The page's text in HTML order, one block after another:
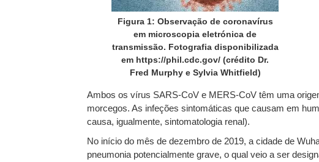
Figura 1: Observação de coronavírus
em microscopia eletrónica de
transmissão. Fotografia disponibilizada
em https://phil.cdc.gov/ (crédito Dr.
Fred Murphy e Sylvia Whitfield)
Ambos os vírus SARS-CoV e MERS-CoV têm uma
morcegos. As infeções sintomáticas que causam em
causa, igualmente, sintomatologia renal).
No início do mês de dezembro de 2019, a cidade de
pneumonia potencialmente grave, o qual veio a ser